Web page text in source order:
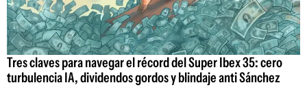
Tres claves para navegar el récord del Super Ibex 35: cero
turbulencia IA, dividendos gordos y blindaje anti Sánchez